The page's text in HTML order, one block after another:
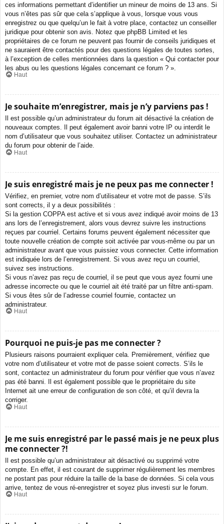
ces informations permettant d’identifier un mineur de moins de 13 ans. Si
vous n’êtes pas sûr que cela s’applique à vous, lorsque vous vous
enregistrez ou que quelqu’un le fait à votre place, contactez un conseiller
juridique pour obtenir son avis. Notez que phpBB Limited et les
propriétaires de ce forum ne peuvent pas fournir de conseils juridiques et
ne sauraient être contactés pour des questions légales de toutes sortes,
à l’exception de celles mentionnées dans la question « Qui contacter pour
les abus ou les questions légales concernant ce forum ? ».
Haut
Je souhaite m’enregistrer, mais je n’y parviens pas !
Il est possible qu’un administrateur du forum ait désactivé la création de
nouveaux comptes. Il peut également avoir banni votre IP ou interdit le
nom d’utilisateur que vous souhaitez utiliser. Contactez un administrateur
du forum pour obtenir de l’aide.
Haut
Je suis enregistré mais je ne peux pas me connecter !
Vérifiez, en premier, votre nom d’utilisateur et votre mot de passe. S’ils
sont corrects, il y a deux possibilités :
Si la gestion COPPA est active et si vous avez indiqué avoir moins de 13
ans lors de l’enregistrement, alors vous devrez suivre les instructions
reçues par courriel. Certains forums peuvent également nécessiter que
toute nouvelle création de compte soit activée par vous-même ou par un
administrateur avant que vous puissiez vous connecter. Cette information
est indiquée lors de l’enregistrement. Si vous avez reçu un courriel,
suivez ses instructions.
Si vous n’avez pas reçu de courriel, il se peut que vous ayez fourni une
adresse incorrecte ou que le courriel ait été traité par un filtre anti-spam.
Si vous êtes sûr de l’adresse courriel fournie, contactez un
administrateur.
Haut
Pourquoi ne puis-je pas me connecter ?
Plusieurs raisons pourraient expliquer cela. Premièrement, vérifiez que
votre nom d’utilisateur et votre mot de passe soient corrects. S’ils le
sont, contactez un administrateur du forum pour vérifier que vous n’avez
pas été banni. Il est également possible que le propriétaire du site
Internet ait une erreur de configuration de son côté, et qu’il devra la
corriger.
Haut
Je me suis enregistré par le passé mais je ne peux plus
me connecter ?!
Il est possible qu’un administrateur ait désactivé ou supprimé votre
compte. En effet, il est courant de supprimer régulièrement les membres
ne postant pas pour réduire la taille de la base de données. Si cela vous
arrive, tentez de vous ré-enregistrer et soyez plus investi sur le forum.
Haut